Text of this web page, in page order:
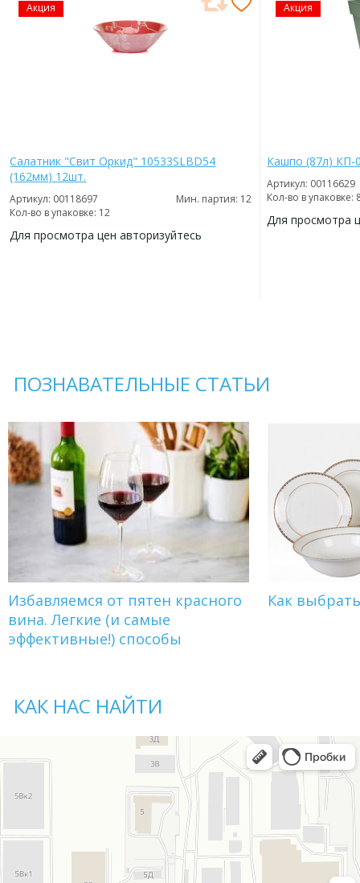
Акция
Салатник "Свит Оркид" 10533SLBD54
(162мм) 12шт.
Артикул: 00118697
Мин. партия: 12
Кол-во в упаковке: 12
Для просмотра цен авторизуйтесь
Акция
Кашпо (87л) КП-
Артикул: 00116629
Кол-во в упаковке:
Для просмотра
ПОЗНАВАТЕЛЬНЫЕ СТАТЬИ
Избавляемся от пятен красного
вина. Легкие (и самые
эффективные!) способы
Как
КАК НАС НАЙТИ